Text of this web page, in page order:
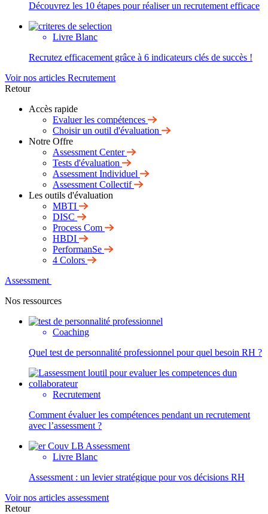
Découvrez les 10 étapes pour réaliser un recrutement efficace
Livre Blanc
Recrutez efficacement grâce à 6 indicateurs clés de succès !
Voir nos articles Recrutement
Retour
Accès rapide
Evaluer les compétences
Choisir un outil d'évaluation
Notre Offre
Assessment Center
Tests d'évaluation
Assessment Individuel
Assessment Collectif
Les outils d'évaluation
MBTI
DISC
Process Com
HBDI
PerformanSe
4 Colors
Assessment
Nos ressources
Coaching
Quel test de personnalité professionnel pour quel besoin RH ?
Recrutement
Comment évaluer les compétences pendant un recrutement
avec l’assessment ?
Livre Blanc
Assessment : un levier stratégique pour vos décisions RH
Voir nos articles assessment
Retour